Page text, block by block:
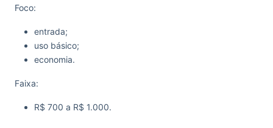
Foco:
entrada;
uso básico;
economia.
Faixa:
R$ 700 a R$ 1.000.